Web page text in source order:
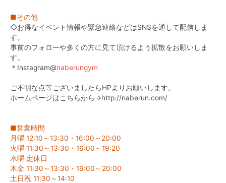
■その他
◇お得なイベント情報や緊急連絡などはSNSを通して配信しま
す。
事前のフォローや多くの方に見て頂けるよう拡散をお願いしま
す。
＊Instagram@naberungym
ご不明な点等ございましたらHPよりお願いします。
ホームページはこちらから→http://naberun.com/
■営業時間
月曜 12:10～13:30・16:00～20:00
火曜 11:30～13:30・16:00～19:20
水曜 定休日
木金 11:30～13:30・16:00～20:00
土日祝 11:30～14:10